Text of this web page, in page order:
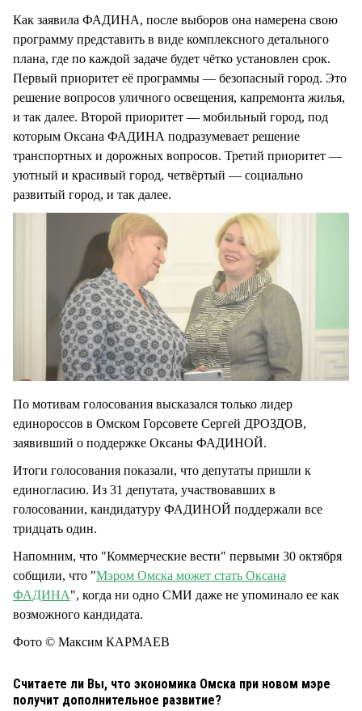
Как заявила ФАДИНА, после выборов она намерена свою
программу представить в виде комплексного детального
плана, где по каждой задаче будет чётко установлен срок.
Первый приоритет её программы — безопасный город. Это
решение вопросов уличного освещения, капремонта жилья,
и так далее. Второй приоритет — мобильный город, под
которым Оксана ФАДИНА подразумевает решение
транспортных и дорожных вопросов. Третий приоритет —
уютный и красивый город, четвёртый — социально
развитый город, и так далее.
По мотивам голосования высказался только лидер
единороссов в Омском Горсовете Сергей ДРОЗДОВ,
заявивший о поддержке Оксаны ФАДИНОЙ.
Итоги голосования показали, что депутаты пришли к
единогласию. Из 31 депутата, участвовавших в
голосовании, кандидатуру ФАДИНОЙ поддержали все
тридцать один.
Напомним, что "Коммерческие вести" первыми 30 октября
собщили, что "Мэром Омска может стать Оксана
ФАДИНА", когда ни одно СМИ даже не упоминало ее как
возможного кандидата.
Фото © Максим КАРМАЕВ
Считаете ли Вы, что экономика Омска при новом мэре
получит дополнительное развитие?